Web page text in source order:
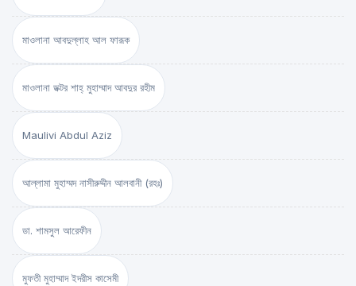
মাওলানা আবদুল্লাহ আল ফারূক
মাওলানা ডক্টর শাহ্‌ মুহাম্মাদ আবদুর রহীম
Maulivi Abdul Aziz
আল্লামা মুহাম্মদ নাসীরুদ্দীন আলবানী (রহঃ)
ডা. শামসুল আরেফীন
মুফতী মুহাম্মাদ ইদরীস কাসেমী